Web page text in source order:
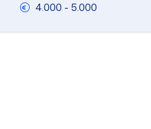
4.000 - 5.000